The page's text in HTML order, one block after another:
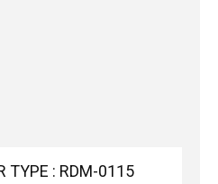
TYPE : RDM-0115